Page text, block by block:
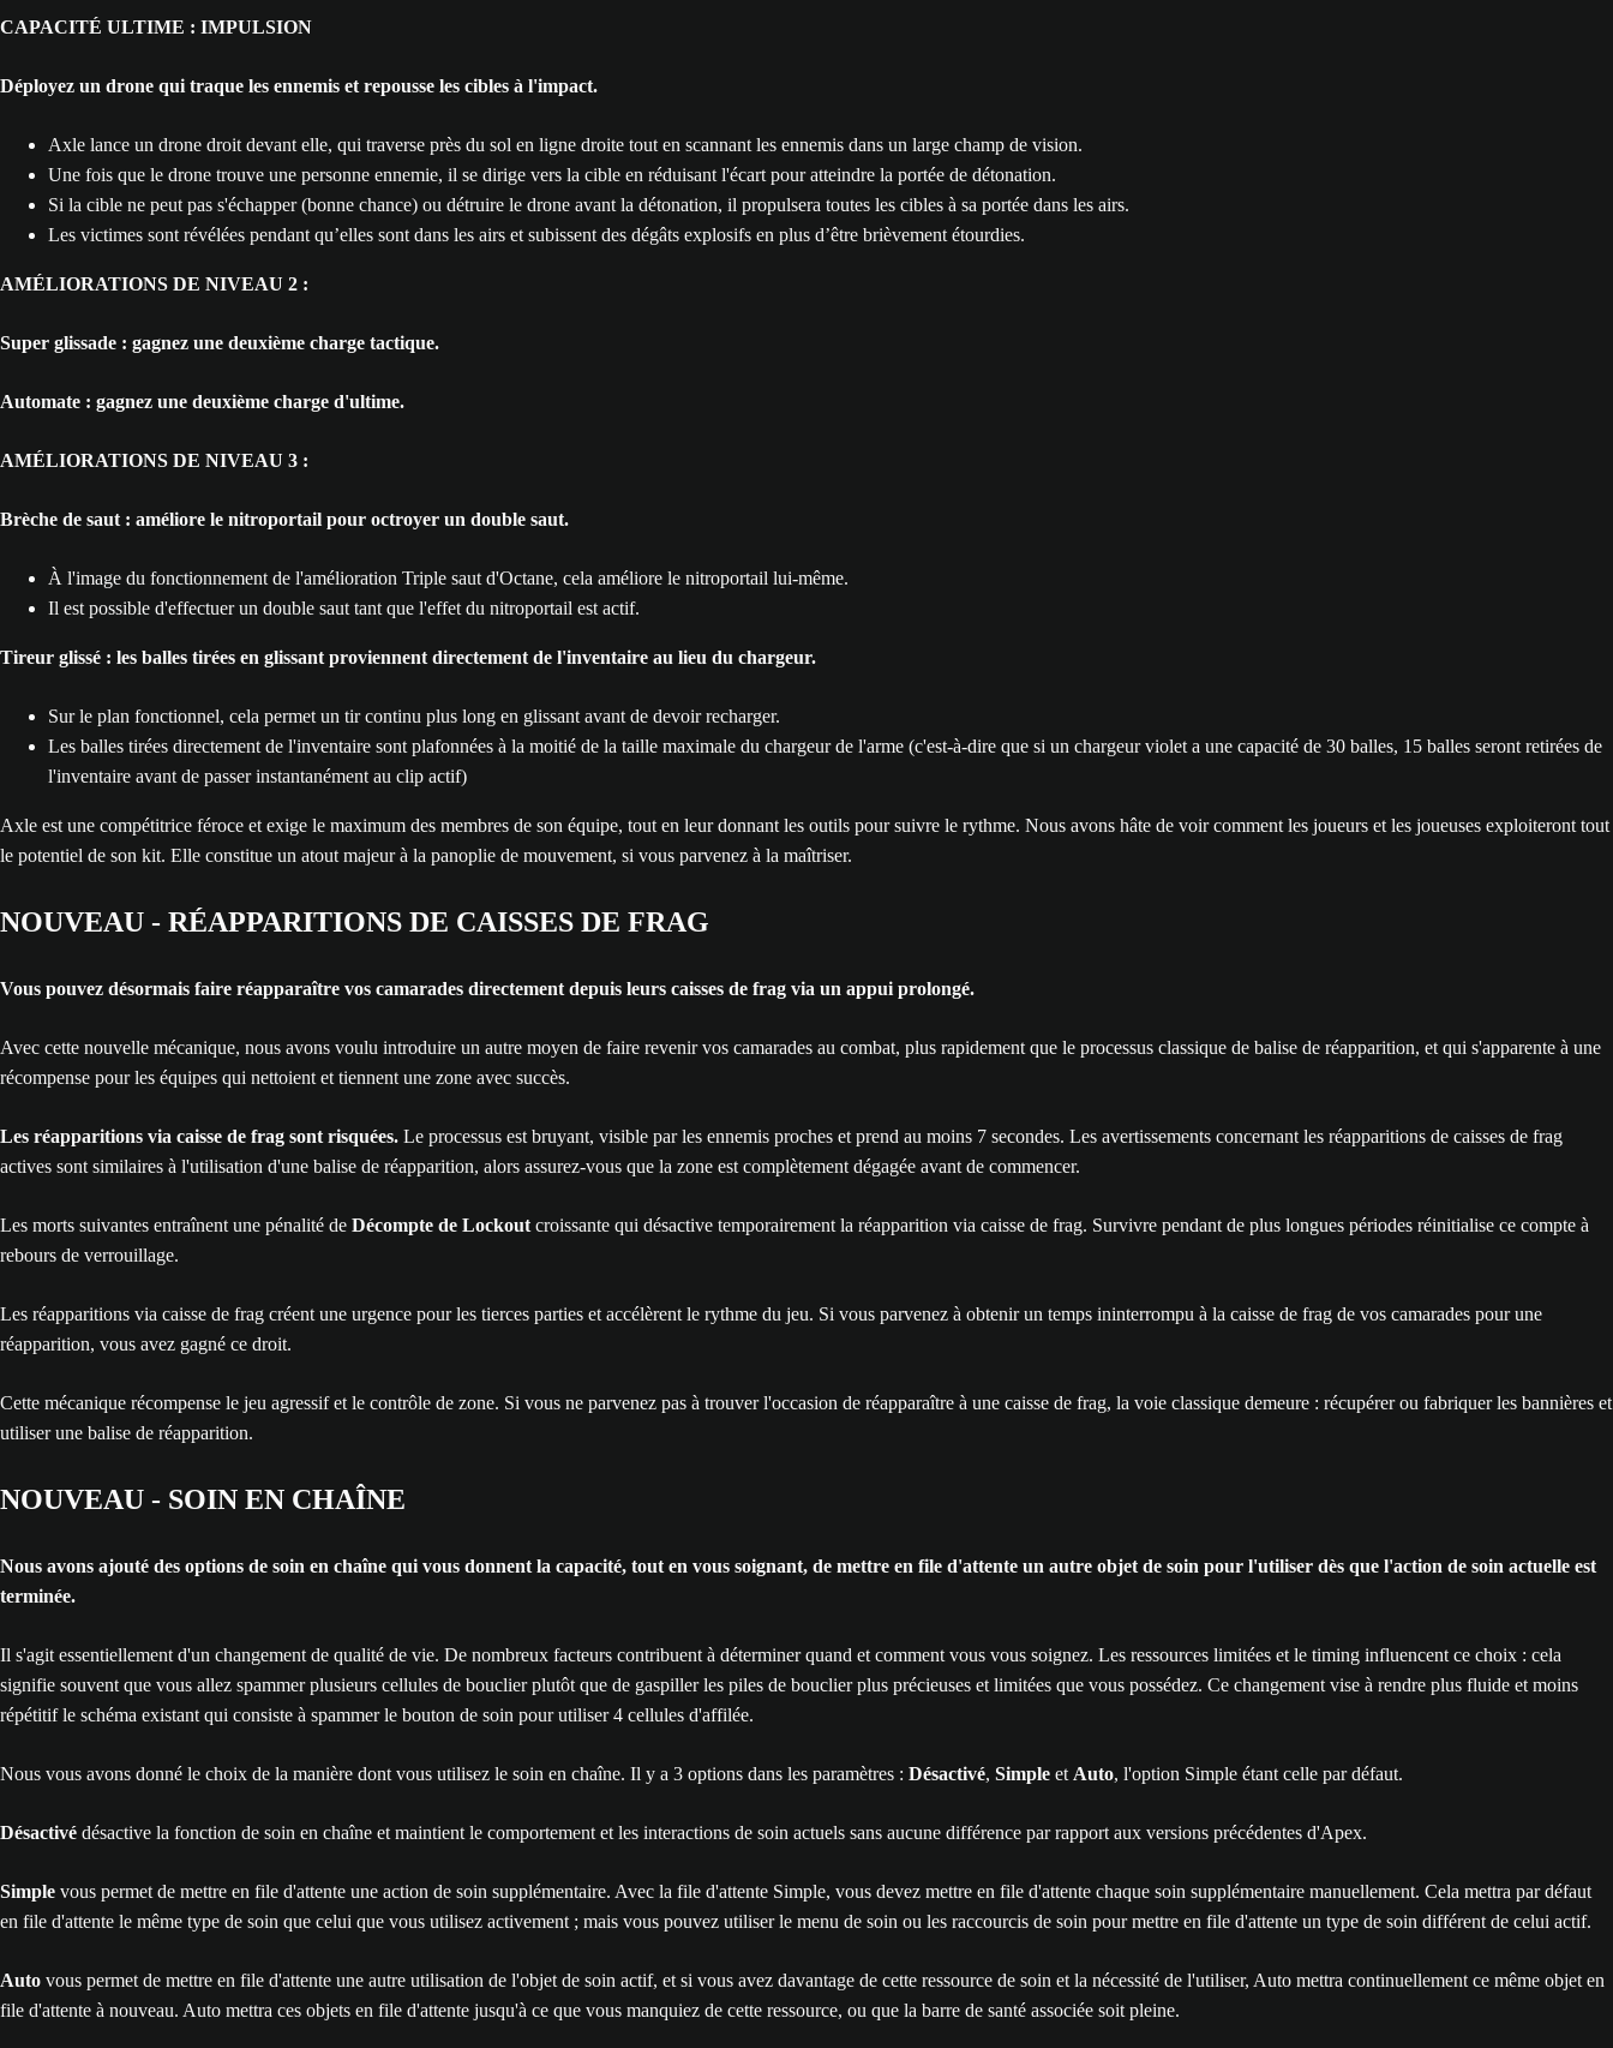
CAPACITÉ ULTIME : IMPULSION
Déployez un drone qui traque les ennemis et repousse les cibles à l'impact.
Axle lance un drone droit devant elle, qui traverse près du sol en ligne droite tout en scannant les ennemis dans un large champ de vision.
Une fois que le drone trouve une personne ennemie, il se dirige vers la cible en réduisant l'écart pour atteindre la portée de détonation.
Si la cible ne peut pas s'échapper (bonne chance) ou détruire le drone avant la détonation, il propulsera toutes les cibles à sa portée dans les airs.
Les victimes sont révélées pendant qu’elles sont dans les airs et subissent des dégâts explosifs en plus d’être brièvement étourdies.
AMÉLIORATIONS DE NIVEAU 2 :
Super glissade : gagnez une deuxième charge tactique.
Automate : gagnez une deuxième charge d'ultime.
AMÉLIORATIONS DE NIVEAU 3 :
Brèche de saut : améliore le nitroportail pour octroyer un double saut.
À l'image du fonctionnement de l'amélioration Triple saut d'Octane, cela améliore le nitroportail lui-même.
Il est possible d'effectuer un double saut tant que l'effet du nitroportail est actif.
Tireur glissé : les balles tirées en glissant proviennent directement de l'inventaire au lieu du chargeur.
Sur le plan fonctionnel, cela permet un tir continu plus long en glissant avant de devoir recharger.
Les balles tirées directement de l'inventaire sont plafonnées à la moitié de la taille maximale du chargeur de l'arme (c'est-à-dire que si un chargeur violet a une capacité de 30 balles, 15 balles seront retirées de
l'inventaire avant de passer instantanément au clip actif)
Axle est une compétitrice féroce et exige le maximum des membres de son équipe, tout en leur donnant les outils pour suivre le rythme. Nous avons hâte de voir comment les joueurs et les joueuses exploiteront tout
le potentiel de son kit. Elle constitue un atout majeur à la panoplie de mouvement, si vous parvenez à la maîtriser.
NOUVEAU - RÉAPPARITIONS DE CAISSES DE FRAG
Vous pouvez désormais faire réapparaître vos camarades directement depuis leurs caisses de frag via un appui prolongé.
Avec cette nouvelle mécanique, nous avons voulu introduire un autre moyen de faire revenir vos camarades au combat, plus rapidement que le processus classique de balise de réapparition, et qui s'apparente à une
récompense pour les équipes qui nettoient et tiennent une zone avec succès.
Les réapparitions via caisse de frag sont risquées. Le processus est bruyant, visible par les ennemis proches et prend au moins 7 secondes. Les avertissements concernant les réapparitions de caisses de frag
actives sont similaires à l'utilisation d'une balise de réapparition, alors assurez-vous que la zone est complètement dégagée avant de commencer.
Les morts suivantes entraînent une pénalité de Décompte de Lockout croissante qui désactive temporairement la réapparition via caisse de frag. Survivre pendant de plus longues périodes réinitialise ce compte à
rebours de verrouillage.
Les réapparitions via caisse de frag créent une urgence pour les tierces parties et accélèrent le rythme du jeu. Si vous parvenez à obtenir un temps ininterrompu à la caisse de frag de vos camarades pour une
réapparition, vous avez gagné ce droit.
Cette mécanique récompense le jeu agressif et le contrôle de zone. Si vous ne parvenez pas à trouver l'occasion de réapparaître à une caisse de frag, la voie classique demeure : récupérer ou fabriquer les bannières et
utiliser une balise de réapparition.
NOUVEAU - SOIN EN CHAÎNE
Nous avons ajouté des options de soin en chaîne qui vous donnent la capacité, tout en vous soignant, de mettre en file d'attente un autre objet de soin pour l'utiliser dès que l'action de soin actuelle est
terminée.
Il s'agit essentiellement d'un changement de qualité de vie. De nombreux facteurs contribuent à déterminer quand et comment vous vous soignez. Les ressources limitées et le timing influencent ce choix : cela
signifie souvent que vous allez spammer plusieurs cellules de bouclier plutôt que de gaspiller les piles de bouclier plus précieuses et limitées que vous possédez. Ce changement vise à rendre plus fluide et moins
répétitif le schéma existant qui consiste à spammer le bouton de soin pour utiliser 4 cellules d'affilée.
Nous vous avons donné le choix de la manière dont vous utilisez le soin en chaîne. Il y a 3 options dans les paramètres : Désactivé, Simple et Auto, l'option Simple étant celle par défaut.
Désactivé désactive la fonction de soin en chaîne et maintient le comportement et les interactions de soin actuels sans aucune différence par rapport aux versions précédentes d'Apex.
Simple vous permet de mettre en file d'attente une action de soin supplémentaire. Avec la file d'attente Simple, vous devez mettre en file d'attente chaque soin supplémentaire manuellement. Cela mettra par défaut
en file d'attente le même type de soin que celui que vous utilisez activement ; mais vous pouvez utiliser le menu de soin ou les raccourcis de soin pour mettre en file d'attente un type de soin différent de celui actif.
Auto vous permet de mettre en file d'attente une autre utilisation de l'objet de soin actif, et si vous avez davantage de cette ressource de soin et la nécessité de l'utiliser, Auto mettra continuellement ce même objet en
file d'attente à nouveau. Auto mettra ces objets en file d'attente jusqu'à ce que vous manquiez de cette ressource, ou que la barre de santé associée soit pleine.